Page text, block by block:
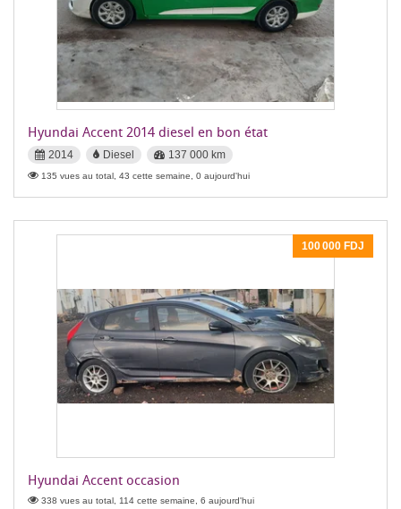
Hyundai Accent 2014 diesel en bon état
2014 Diesel 137 000 km
135 vues au total, 43 cette semaine, 0 aujourd'hui
100 000 FDJ
Hyundai Accent occasion
338 vues au total, 114 cette semaine, 6 aujourd'hui